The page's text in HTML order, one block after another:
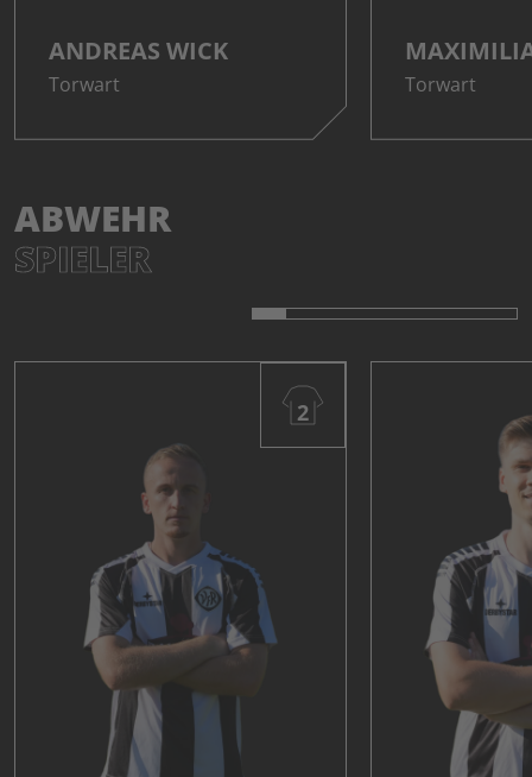
ANDREAS WICK
Torwart Torwart
ABWEHR
SPIELER
2